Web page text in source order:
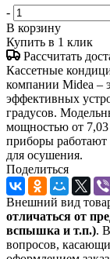
-
В корзину
Купить в 1 клик
Рассчитать
Кассетные
компании Midea –
эффективных
градусов.
мощностью от
приборы работают
для осушения.
Поделиться
Внешний вид
отличаться от
вспышка и т.п.).
вопросов,